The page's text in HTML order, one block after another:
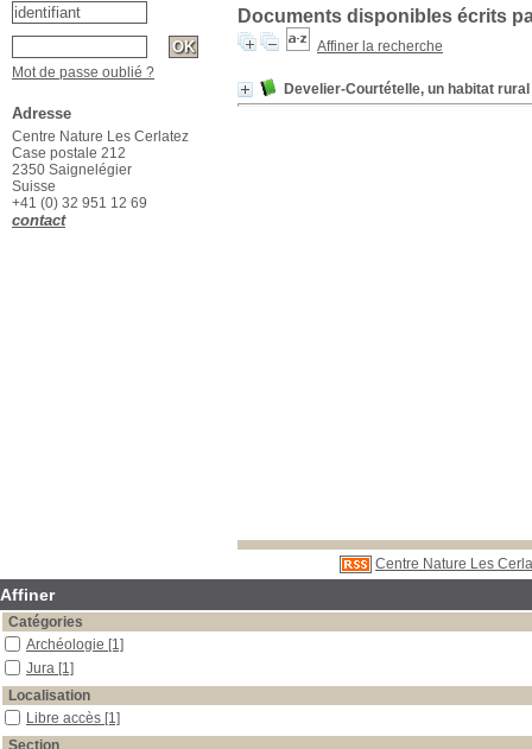
Documents disponibles écrits
Affiner la recherche
Develier-Courtételle, un habitat
Centre Nature Les
Mot de passe oublié ?
Adresse
Centre Nature Les Cerlatez
Case postale 212
2350 Saignelégier
Suisse
+41 (0) 32 951 12 69
contact
Affiner
Catégories
Archéologie [1]
Jura [1]
Localisation
Libre accès [1]